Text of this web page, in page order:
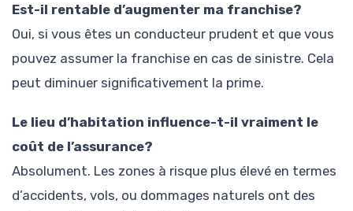
Est-il rentable d’augmenter ma franchise?
Oui, si vous êtes un conducteur prudent et que vous
pouvez assumer la franchise en cas de sinistre. Cela
peut diminuer significativement la prime.
Le lieu d’habitation influence-t-il vraiment le
coût de l’assurance?
Absolument. Les zones à risque plus élevé en termes
d’accidents, vols, ou dommages naturels ont des